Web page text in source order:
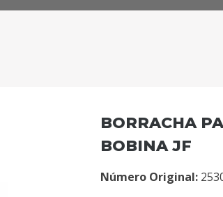
BORRACHA
BOBINA JF
Número Original: